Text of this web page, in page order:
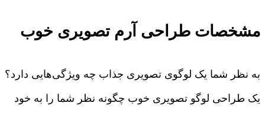
مشخصات طراحی آرم تصویری خوب
به نظر شما یک لوگوی تصویری جذاب چه ویژگی‌هایی دارد؟
یک طراحی لوگو تصویری خوب چگونه نظر شما را به خود